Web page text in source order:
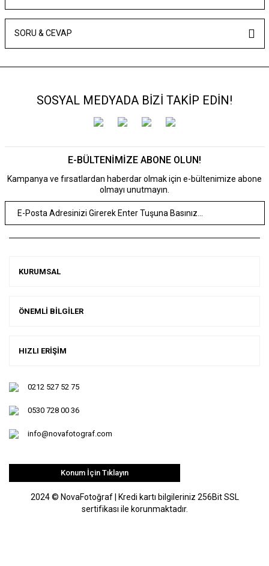
SORU & CEVAP
SOSYAL MEDYADA BİZİ TAKİP EDİN!
E-BÜLTENİMİZE ABONE OLUN!
Kampanya ve fırsatlardan haberdar olmak için e-bültenimize abone
olmayı unutmayın.
KURUMSAL
ÖNEMLİ BİLGİLER
HIZLI ERİŞİM
0212 527 52 75
0530 728 00 36
info@novafotograf.com
Konum İçin Tıklayın
2024 © NovaFotoğraf | Kredi kartı bilgileriniz 256Bit SSL
sertifikası ile korunmaktadır.